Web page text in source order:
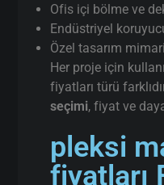
Ofis içi bölme ve
Endüstriyel
Özel tasarım
Her proje için
fiyatları türü
seçimi, fiyat ve
pleksi
fiyatları